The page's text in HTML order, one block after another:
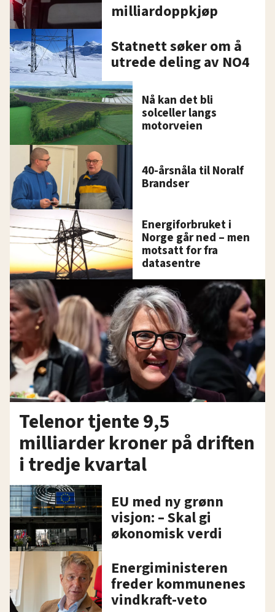
milliardoppkjøp
Statnett søker om å
utrede deling av NO4
Nå kan det bli
solceller langs
motorveien
40-årsnåla til Noralf
Brandser
Energiforbruket i
Norge går ned – men
motsatt for fra
datasentre
Telenor tjente 9,5
milliarder kroner på driften
i tredje kvartal
EU med ny grønn
visjon: – Skal gi
økonomisk verdi
Energiministeren
freder kommunenes
vindkraft-veto